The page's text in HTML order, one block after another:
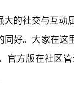
大的社交与互动
同好。大家在
官方版在社区